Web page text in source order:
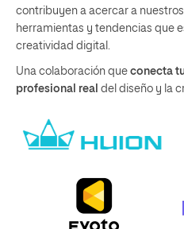
contribuyen a acercar a
herramientas y tendencias que
creatividad digital.
Una colaboración que conecta
profesional real del diseño y la